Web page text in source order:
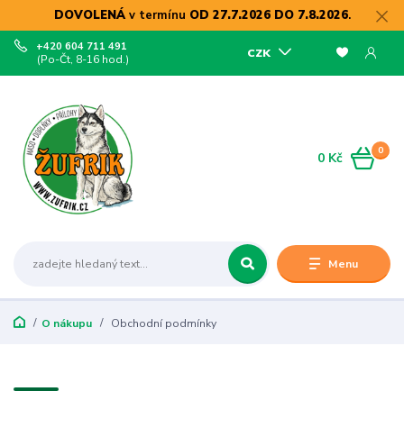
DOVOLENÁv termínu OD 27.7.2026 DO 7.8.2026.
Menu
CZK
+420 604 711 491
(Po-Čt, 8-16 hod.)
0
0 Kč
O nákupu Obchodní podmínky